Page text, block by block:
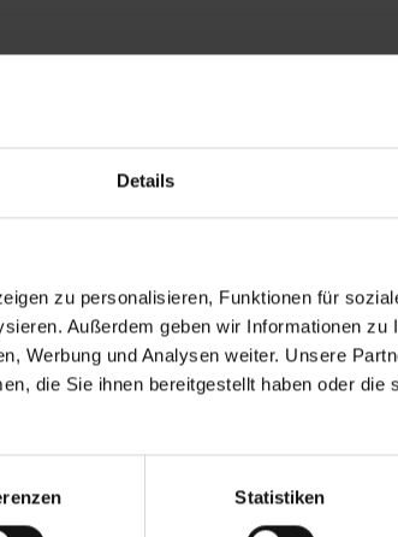
Details
zu personalisieren, Funktionen für
Außerdem geben wir Informationen zu
Werbung und Analysen weiter. Unsere
die Sie ihnen bereitgestellt haben oder die
Statistiken